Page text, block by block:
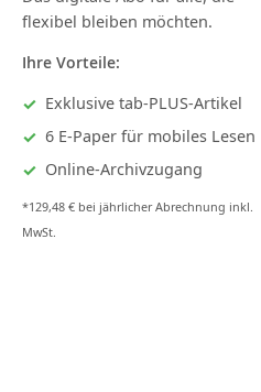
flexibel bleiben möchten.
Ihre Vorteile:
Exklusive tab-PLUS-Artikel
6 E-Paper für mobiles Lesen
Online-Archivzugang
*129,48 € bei jährlicher Abrechnung inkl.
MwSt.